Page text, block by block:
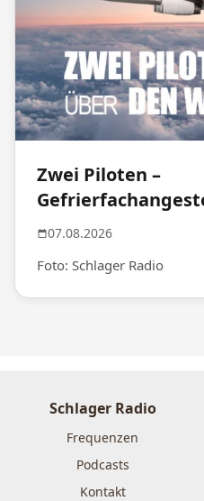
Zwei Piloten –
07.08.2026
Foto: Schlager Radio
Schlager Radio
Frequenzen
Podcasts
Kontakt